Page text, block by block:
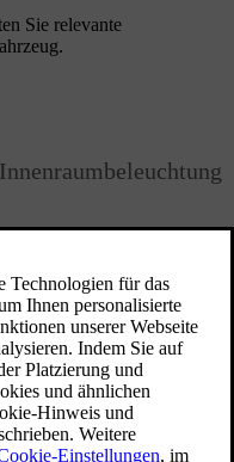
Sie relevante
das Fahrzeugsymbol
und
Sie die gewünschte